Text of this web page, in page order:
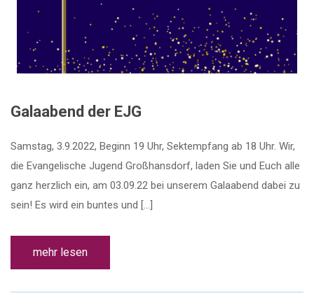
Galaabend der EJG
Samstag, 3.9.2022, Beginn 19 Uhr, Sektempfang ab 18 Uhr. Wir,
die Evangelische Jugend Großhansdorf, laden Sie und Euch alle
ganz herzlich ein, am 03.09.22 bei unserem Galaabend dabei zu
sein! Es wird ein buntes und […]
mehr lesen